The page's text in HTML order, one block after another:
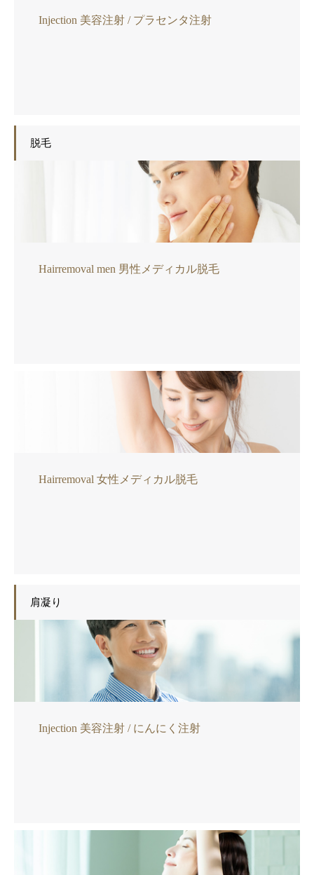
Injection 美容注射 / プラセンタ注射
脱毛
Hairremoval men 男性メディカル脱毛
Hairremoval 女性メディカル脱毛
肩凝り
Injection 美容注射 / にんにく注射